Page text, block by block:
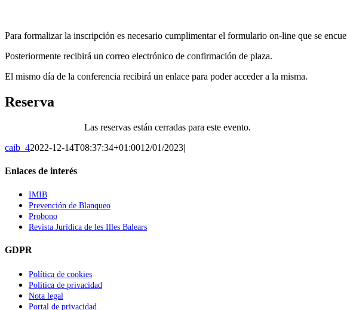
Para formalizar la inscripción es necesario cumplimentar el formulario on-line que se
Posteriormente recibirá un correo electrónico de confirmación de plaza.
El mismo día de la conferencia recibirá un enlace para poder acceder a la misma.
Reserva
Las reservas están cerradas para este evento.
caib_42022-12-14T08:37:34+01:0012/01/2023|
Enlaces de interés
IMIB
Prevención de Blanqueo
Probono
Revista Jurídica de les Illes Balears
GDPR
Política de cookies
Política de privacidad
Nota legal
Portal de privacidad